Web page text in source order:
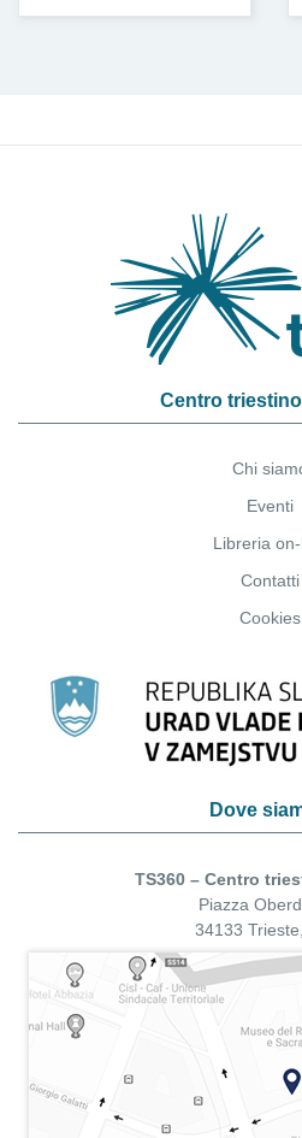
Centro
Chi
Eventi
Libreria
Contatti
Cookies
Dove
TS360 – Centro
Piazza
34133